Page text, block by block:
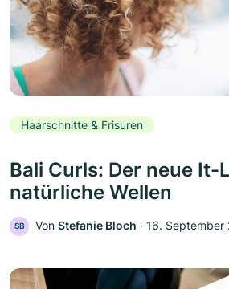
Haarschnitte & Frisuren
Bali Curls: Der neue It-
natürliche Wellen
SB Von Stefanie Bloch ‧ 16. September